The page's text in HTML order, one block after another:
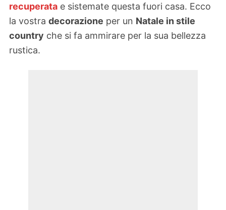
recuperata e sistemate questa fuori casa. Ecco
la vostra decorazione per un Natale in stile
country che si fa ammirare per la sua bellezza
rustica.